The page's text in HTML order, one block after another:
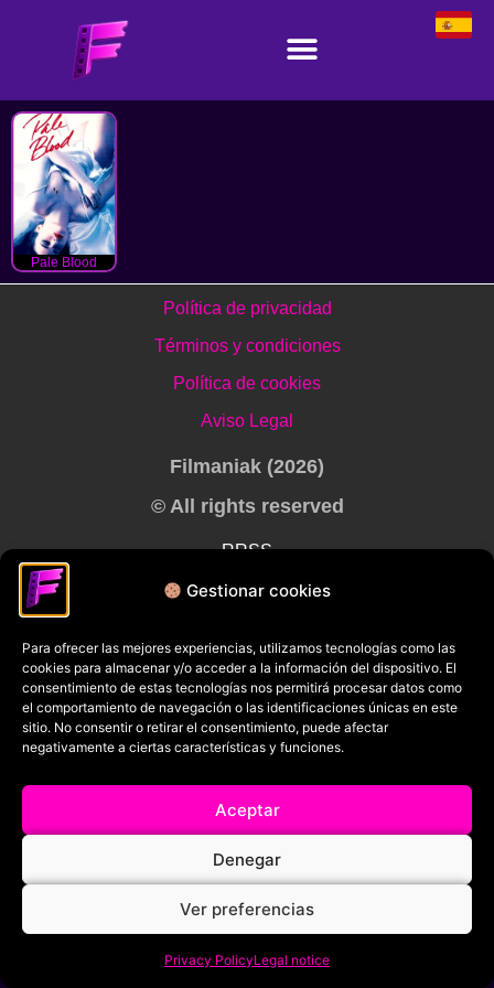
Gestionar cookies
Para ofrecer las mejores experiencias, utilizamos tecnologías como las
cookies para almacenar y/o acceder a la información del dispositivo. El
consentimiento de estas tecnologías nos permitirá procesar datos como
el comportamiento de navegación o las identificaciones únicas en este
sitio. No consentir o retirar el consentimiento, puede afectar
negativamente a ciertas características y funciones.
Aceptar
Denegar
Ver preferencias
Privacy PolicyLegal notice
Pale Blood
Política de privacidad
Términos y condiciones
Política de cookies
Aviso Legal
Filmaniak (2026)
© All rights reserved
RRSS